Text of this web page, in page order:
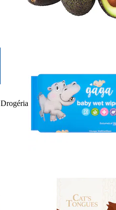
Drogéria